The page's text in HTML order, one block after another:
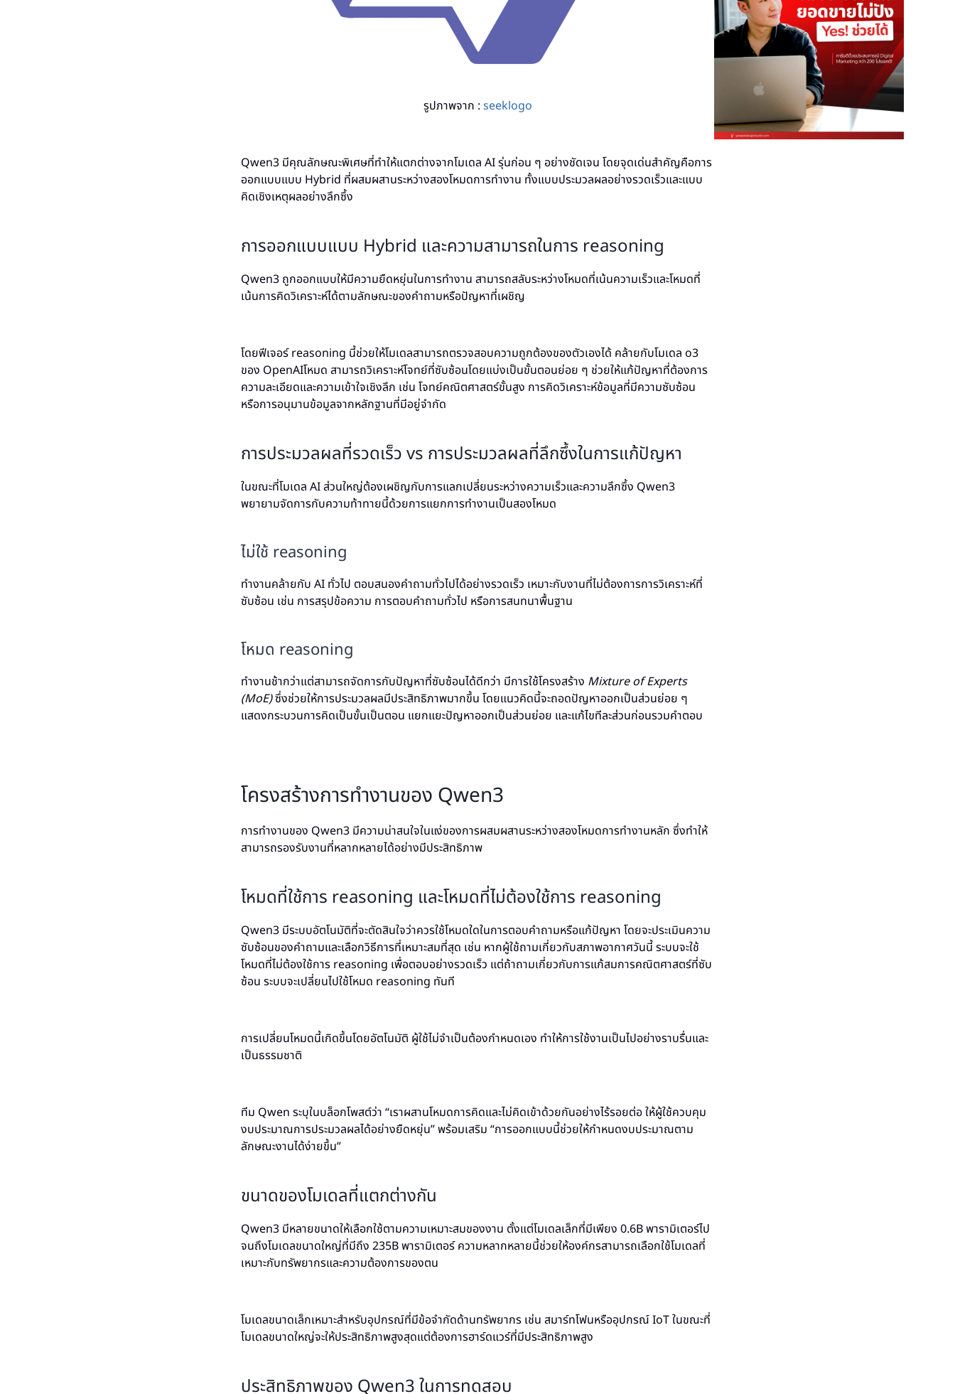
รูปภาพจาก : seeklogo
Qwen3 มีคุณลักษณะพิเศษที่ทำให้แตกต่างจากโมเดล AI รุ่นก่อน ๆ อย่างชัดเจน โดยจุดเด่นสำคัญคือการ
ออกแบบแบบ Hybrid ที่ผสมผสานระหว่างสองโหมดการทำงาน ทั้งแบบประมวลผลอย่างรวดเร็วและแบบ
คิดเชิงเหตุผลอย่างลึกซึ้ง
การออกแบบแบบ Hybrid และความสามารถในการ reasoning
Qwen3 ถูกออกแบบให้มีความยืดหยุ่นในการทำงาน สามารถสลับระหว่างโหมดที่เน้นความเร็วและโหมดที่
เน้นการคิดวิเคราะห์ได้ตามลักษณะของคำถามหรือปัญหาที่เผชิญ
โดยฟีเจอร์ reasoning นี้ช่วยให้โมเดลสามารถตรวจสอบความถูกต้องของตัวเองได้ คล้ายกับโมเดล o3
ของ OpenAIโหมด สามารถวิเคราะห์โจทย์ที่ซับซ้อนโดยแบ่งเป็นขั้นตอนย่อย ๆ ช่วยให้แก้ปัญหาที่ต้องการ
ความละเอียดและความเข้าใจเชิงลึก เช่น โจทย์คณิตศาสตร์ขั้นสูง การคิดวิเคราะห์ข้อมูลที่มีความซับซ้อน
หรือการอนุมานข้อมูลจากหลักฐานที่มีอยู่จำกัด
การประมวลผลที่รวดเร็ว vs การประมวลผลที่ลึกซึ้งในการแก้ปัญหา
ในขณะที่โมเดล AI ส่วนใหญ่ต้องเผชิญกับการแลกเปลี่ยนระหว่างความเร็วและความลึกซึ้ง Qwen3
พยายามจัดการกับความท้าทายนี้ด้วยการแยกการทำงานเป็นสองโหมด
ไม่ใช้ reasoning
ทำงานคล้ายกับ AI ทั่วไป ตอบสนองคำถามทั่วไปได้อย่างรวดเร็ว เหมาะกับงานที่ไม่ต้องการการวิเคราะห์ที่
ซับซ้อน เช่น การสรุปข้อความ การตอบคำถามทั่วไป หรือการสนทนาพื้นฐาน
โหมด reasoning
ทำงานช้ากว่าแต่สามารถจัดการกับปัญหาที่ซับซ้อนได้ดีกว่า มีการใช้โครงสร้าง Mixture of Experts
(MoE)ซึ่งช่วยให้การประมวลผลมีประสิทธิภาพมากขึ้น โดยแนวคิดนี้จะถอดปัญหาออกเป็นส่วนย่อย ๆ
แสดงกระบวนการคิดเป็นขั้นเป็นตอน แยกแยะปัญหาออกเป็นส่วนย่อย และแก้ไขทีละส่วนก่อนรวมคำตอบ
โครงสร้างการทำงานของ Qwen3
การทำงานของ Qwen3 มีความน่าสนใจในแง่ของการผสมผสานระหว่างสองโหมดการทำงานหลัก ซึ่งทำให้
สามารถรองรับงานที่หลากหลายได้อย่างมีประสิทธิภาพ
โหมดที่ใช้การ reasoning และโหมดที่ไม่ต้องใช้การ reasoning
Qwen3 มีระบบอัตโนมัติที่จะตัดสินใจว่าควรใช้โหมดใดในการตอบคำถามหรือแก้ปัญหา โดยจะประเมินความ
ซับซ้อนของคำถามและเลือกวิธีการที่เหมาะสมที่สุด เช่น หากผู้ใช้ถามเกี่ยวกับสภาพอากาศวันนี้ ระบบจะใช้
โหมดที่ไม่ต้องใช้การ reasoning เพื่อตอบอย่างรวดเร็ว แต่ถ้าถามเกี่ยวกับการแก้สมการคณิตศาสตร์ที่ซับ
ซ้อน ระบบจะเปลี่ยนไปใช้โหมด reasoning ทันที
การเปลี่ยนโหมดนี้เกิดขึ้นโดยอัตโนมัติ ผู้ใช้ไม่จำเป็นต้องกำหนดเอง ทำให้การใช้งานเป็นไปอย่างราบรื่นและ
เป็นธรรมชาติ
ทีม Qwen ระบุในบล็อกโพสต์ว่า “เราผสานโหมดการคิดและไม่คิดเข้าด้วยกันอย่างไร้รอยต่อ ให้ผู้ใช้ควบคุม
งบประมาณการประมวลผลได้อย่างยืดหยุ่น” พร้อมเสริม “การออกแบบนี้ช่วยให้กำหนดงบประมาณตาม
ลักษณะงานได้ง่ายขึ้น”
ขนาดของโมเดลที่แตกต่างกัน
Qwen3 มีหลายขนาดให้เลือกใช้ตามความเหมาะสมของงาน ตั้งแต่โมเดลเล็กที่มีเพียง 0.6B พารามิเตอร์ไป
จนถึงโมเดลขนาดใหญ่ที่มีถึง 235B พารามิเตอร์ ความหลากหลายนี้ช่วยให้องค์กรสามารถเลือกใช้โมเดลที่
เหมาะกับทรัพยากรและความต้องการของตน
โมเดลขนาดเล็กเหมาะสำหรับอุปกรณ์ที่มีข้อจำกัดด้านทรัพยากร เช่น สมาร์ทโฟนหรืออุปกรณ์ IoT ในขณะที่
โมเดลขนาดใหญ่จะให้ประสิทธิภาพสูงสุดแต่ต้องการฮาร์ดแวร์ที่มีประสิทธิภาพสูง
ประสิทธิภาพของ Qwen3 ในการทดสอบ